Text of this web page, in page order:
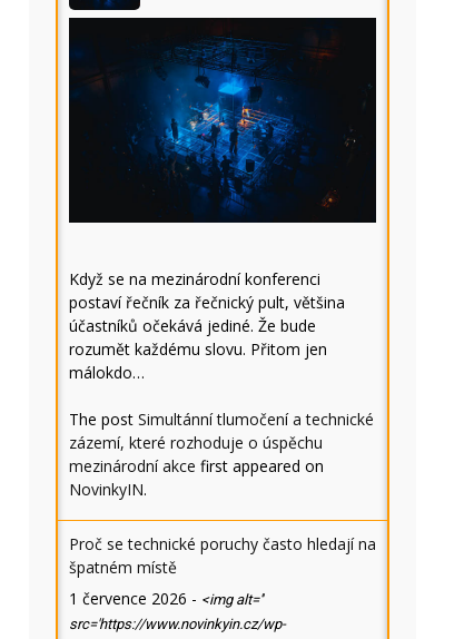
Když se na mezinárodní konferenci
postaví řečník za řečnický pult, většina
účastníků očekává jediné. Že bude
rozumět každému slovu. Přitom jen
málokdo…
The post Simultánní tlumočení a technické
zázemí, které rozhoduje o úspěchu
mezinárodní akce first appeared on
NovinkyIN.
Proč se technické poruchy často hledají na
špatném místě
1 července 2026 - <img alt=''
src='https://www.novinkyin.cz/wp-